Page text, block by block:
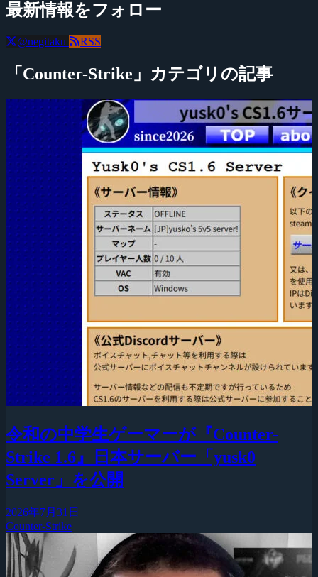
最新情報をフォロー
@negitaku RSS
「Counter-Strike」カテゴリの記事
令和の中学生ゲーマーが『Counter-
Strike 1.6』日本サーバー「yusk0
Server」を公開
2026年7月31日
Counter-Strike